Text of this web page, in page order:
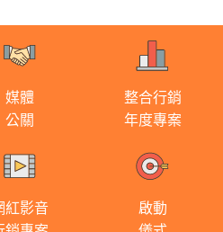
媒體
公關
整合行銷
年度專案
紅影音
啟動